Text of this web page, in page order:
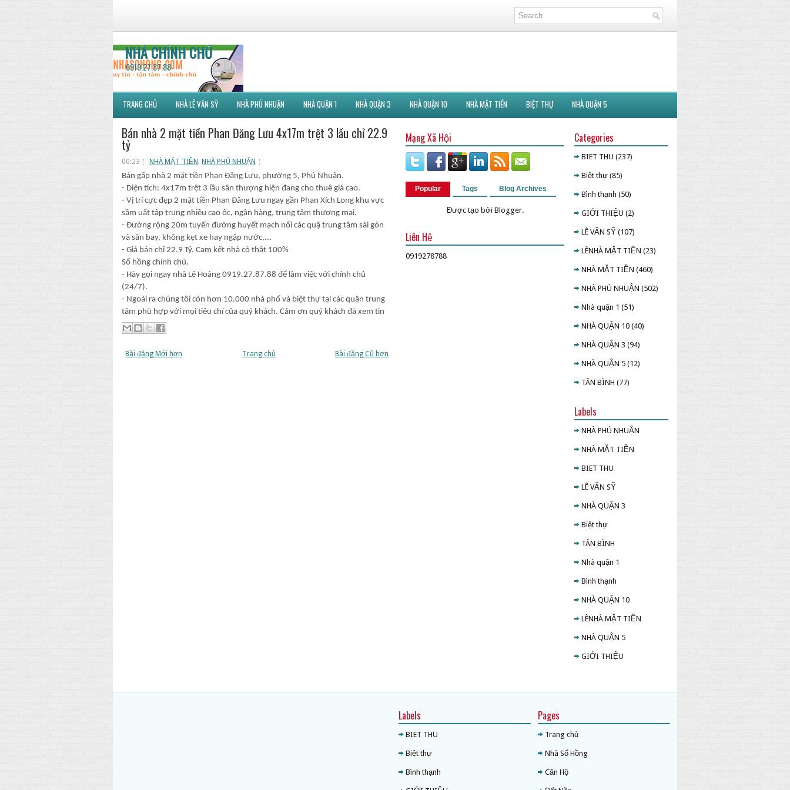
NHÀ CHÍNH CHỦ
0919.27.87.88
TRANG CHỦ NHÀ LÊ VĂN SỸ NHÀ PHÚ NHUẬN NHÀ QUẬN 1 NHÀ QUẬN 3 NHÀ QUẬN 10 NHÀ MẶT TIỀN BIỆT THỰ NHÀ QUẬN 5
Bán nhà 2 mặt tiền Phan Đăng Lưu 4x17m trệt 3 lầu chỉ 22.9
tỷ
00:23 NHÀ MẶT TIỀN , NHÀ PHÚ NHUẬN
Bán gấp nhà 2 mặt tiền Phan Đăng Lưu, phường 5, Phú Nhuận.
- Diện tích: 4x17m trệt 3 lầu sân thượng hiện đang cho thuê giá cao.
- Vị trí cực đẹp 2 mặt tiền Phan Đăng Lưu ngay gần Phan Xích Long khu vực
sầm uất tập trung nhiều cao ốc, ngân hàng, trung tâm thương mại.
- Đường rộng 20m tuyến đường huyết mạch nối các quậ trung tâm sài gòn
và sân bay, không kẹt xe hay ngập nước,...
- Giá bán chỉ 22.9 Tỷ. Cam kết nhà có thật 100%
Sổ hồng chính chủ.
- Hãy gọi ngay nhà Lê Hoàng 0919.27.87.88 để làm việc với chính chủ
(24/7).
- Ngoài ra chúng tôi còn hơn 10.000 nhà phố và biệt thự tại các quận trung
tâm phù hợp với mọi tiêu chí của quý khách. Cảm ơn quý khách đã xem tin
Bài đăng Mới hơn Bài đăng Cũ hơn
Trang chủ
Mạng Xã Hội
Popular Tags Blog Archives
Được tạo bởi Blogger.
Liên Hệ
0919278788
Categories
BIET THU (237)
Biệt thự (85)
Bình thạnh (50)
GIỚI THIỆU (2)
LÊ VĂN SỸ (107)
LÊNHÀ MẶT TIỀN (23)
NHÀ MẶT TIỀN (460)
NHÀ PHÚ NHUẬN (502)
Nhà quận 1 (51)
NHÀ QUẬN 10 (40)
NHÀ QUẬN 3 (94)
NHÀ QUẬN 5 (12)
TÂN BÌNH (77)
Labels
NHÀ PHÚ NHUẬN
NHÀ MẶT TIỀN
BIET THU
LÊ VĂN SỸ
NHÀ QUẬN 3
Biệt thự
TÂN BÌNH
Nhà quận 1
Bình thạnh
NHÀ QUẬN 10
LÊNHÀ MẶT TIỀN
NHÀ QUẬN 5
GIỚI THIỆU
Labels
BIET THU
Biệt thự
Bình thạnh
Pages
Trang chủ
Nhà Sổ Hồng
Căn Hộ